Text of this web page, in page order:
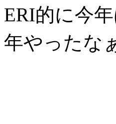
ERI的に今
年やったな